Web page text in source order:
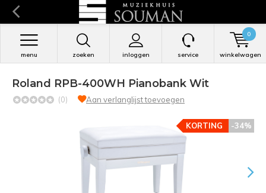
zoeken inloggen
menu service winkelwagen
0
Roland RPB-400WH Pianobank Wit
(0) Aan verlanglijst toevoegen
-34%
KORTING